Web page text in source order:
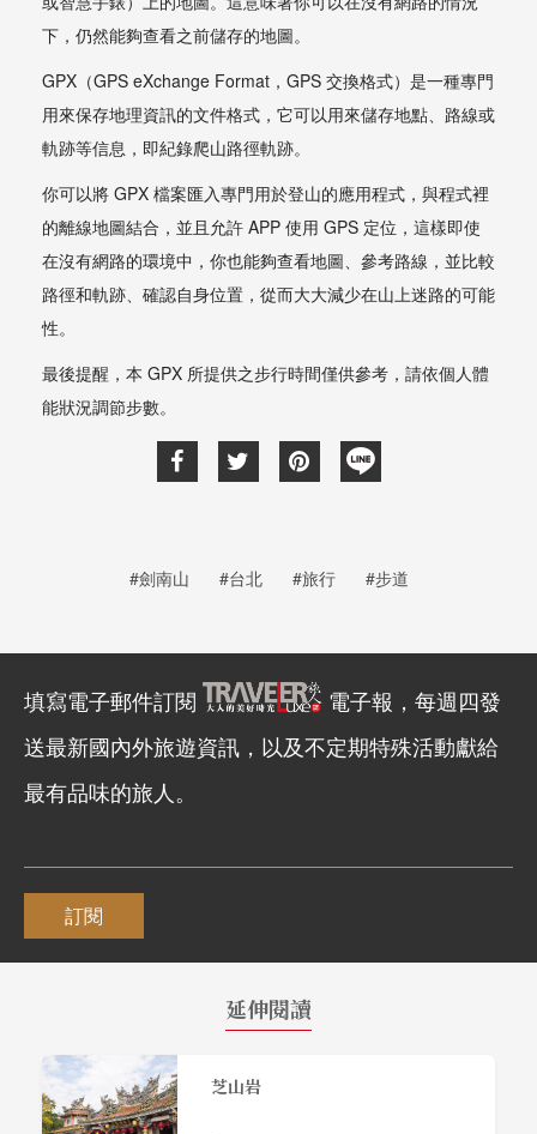
下，仍然能夠查看之前儲存的地圖。
GPX（GPS eXchange Format，GPS 交換格式）是一種專門
用來保存地理資訊的文件格式，它可以用來儲存地點、路線或
軌跡等信息，即紀錄爬山路徑軌跡。
你可以將 GPX 檔案匯入專門用於登山的應用程式，與程式裡
的離線地圖結合，並且允許 APP 使用 GPS 定位，這樣即使
在沒有網路的環境中，你也能夠查看地圖、參考路線，並比較
路徑和軌跡、確認自身位置，從而大大減少在山上迷路的可能
性。
最後提醒，本 GPX 所提供之步行時間僅供參考，請依個人體
能狀況調節步數。
#劍南山 #台北 #旅行 #步道
填寫電子郵件訂閱
電子報，每週四發
送最新國內外旅遊資訊，以及不定期特殊活動獻給
最有品味的旅人。
訂閱
延伸閱讀
芝山岩